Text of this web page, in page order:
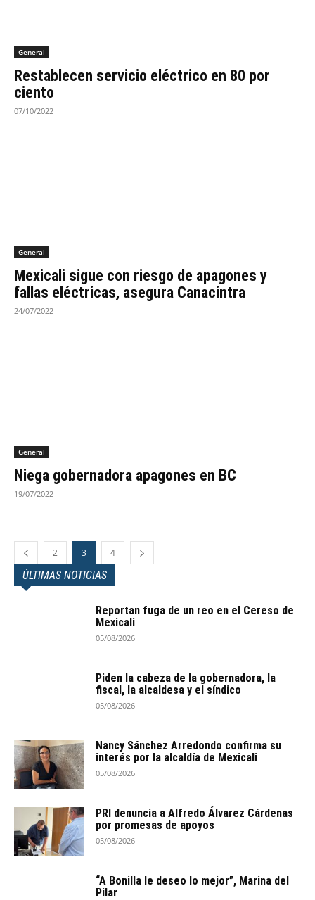
General
Restablecen servicio eléctrico en 80 por
ciento
07/10/2022
General
Mexicali sigue con riesgo de apagones y
fallas eléctricas, asegura Canacintra
24/07/2022
General
Niega gobernadora apagones en BC
19/07/2022
2 3 4
ÚLTIMAS NOTICIAS
Reportan fuga de un reo en el Cereso de
Mexicali
05/08/2026
Piden la cabeza de la gobernadora, la
fiscal, la alcaldesa y el síndico
05/08/2026
Nancy Sánchez Arredondo confirma su
interés por la alcaldía de Mexicali
05/08/2026
PRI denuncia a Alfredo Álvarez Cárdenas
por promesas de apoyos
05/08/2026
“A Bonilla le deseo lo mejor”, Marina del
Pilar